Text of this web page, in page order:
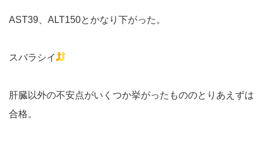
AST39、ALT150とかなり下がった。
スバラシイ
肝臓以外の不安点がいくつか挙がったもののとりあえずは
合格。